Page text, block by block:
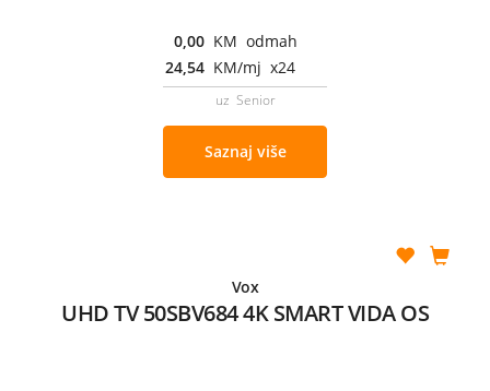
0,00 KM odmah
24,54 KM/mj x24
uz Senior
Saznaj više
Vox
UHD TV 50SBV684 4K SMART VIDA OS